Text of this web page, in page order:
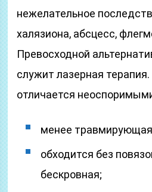
нежелательное
халязиона, абсцесс,
Превосходной
служит лазерная
отличается
менее
обходится без
бескровная;